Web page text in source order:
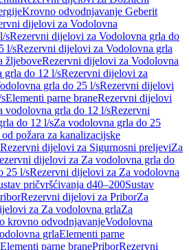
Krovno odvodnjavanje Geberit
dijelovi za Vodolovna
sRezervni dijelovi za Vodolovna grla do
l/sRezervni dijelovi za Vodolovna grla
žljeboveRezervni dijelovi za Vodolovna
grla do 12 l/sRezervni dijelovi za
grla do 25 l/sRezervni dijelovi
Elementi parne braneRezervni dijelovi
vodolovna grla do 12 l/sRezervni
do 12 l/sZa vodolovna grla do 25
od požara za kanalizacijske
Rezervni dijelovi za Sigurnosni preljeviZa
dijelovi za Za vodolovna grla do
25 l/sRezervni dijelovi za Za vodolovna
pričvršćivanja d40–200Sustav
Rezervni dijelovi za PriborZa
za Za vodolovna grlaZa
krovno odvodnjavanjeVodolovna
grlaElementi parne
parne branePriborRezervni